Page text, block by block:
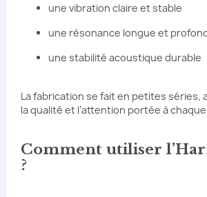
une vibration claire et stable
une résonance longue et
une stabilité acoustique durable
La fabrication se fait en petites séries,
la qualité et l’attention portée à
Comment utiliser
?